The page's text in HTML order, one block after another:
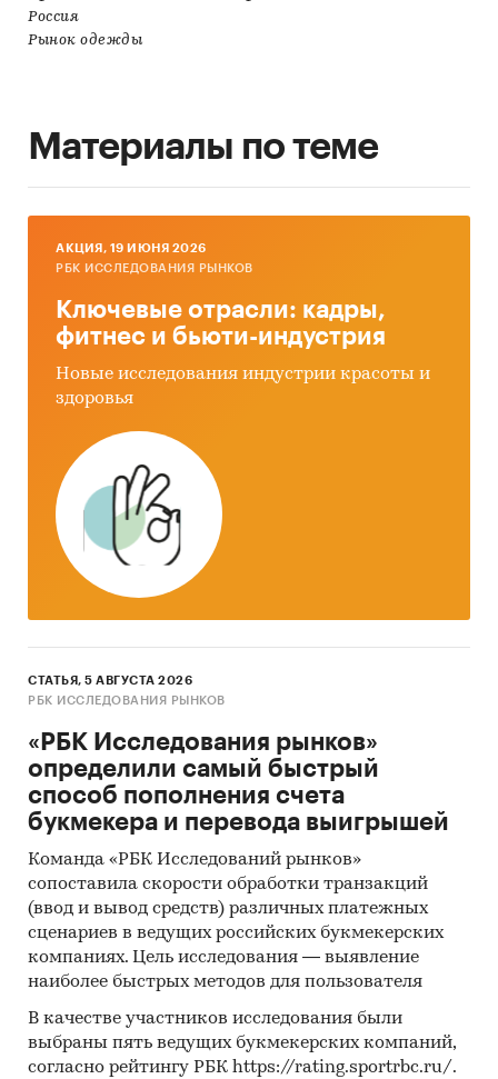
Россия
Рынок одежды
Материалы по теме
AКЦИЯ, 19 ИЮНЯ 2026
РБК ИССЛЕДОВАНИЯ РЫНКОВ
Ключевые отрасли: кадры,
фитнес и бьюти-индустрия
Новые исследования индустрии красоты и
здоровья
СТАТЬЯ, 5 АВГУСТА 2026
РБК ИССЛЕДОВАНИЯ РЫНКОВ
«РБК Исследования рынков»
определили самый быстрый
способ пополнения счета
букмекера и перевода выигрышей
Команда «РБК Исследований рынков»
сопоставила скорости обработки транзакций
(ввод и вывод средств) различных платежных
сценариев в ведущих российских букмекерских
компаниях. Цель исследования — выявление
наиболее быстрых методов для пользователя
В качестве участников исследования были
выбраны пять ведущих букмекерских компаний,
согласно рейтингу РБК https://rating.sportrbc.ru/.